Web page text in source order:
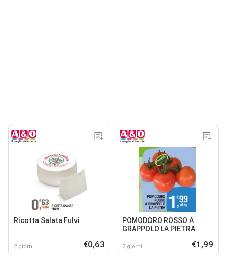
Ricotta Salata Fulvi
2 giorni €0,63
POMODORO ROSSO A
GRAPPOLO LA PIETRA
2 giorni €1,99